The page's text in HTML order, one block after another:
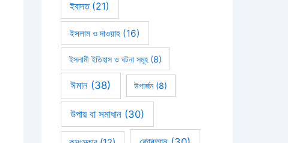
ইবাদত(21)
ইসলাম ও দাওয়াহ(16)
ইসলামী ইতিহাস ও ঘটনা সমূহ(8)
ঈমান (38) উপার্জন(8)
উপায় বা সমাধান(30)